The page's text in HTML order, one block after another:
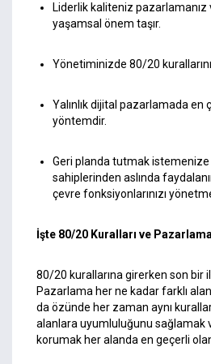
Liderlik kaliteniz pazarlamanız
yaşamsal önem taşır.
Yönetiminizde 80/20
Yalınlık dijital pazarlamada en
yöntemdir.
Geri planda tutmak
sahiplerinden aslında
çevre fonksiyonlarınızı
İşte 80/20 Kuralları ve
80/20 kurallarına girerken son bir
Pazarlama her ne kadar farklı
da özünde her zaman aynı
alanlara uyumluluğunu sağlamak
korumak her alanda en geçerli